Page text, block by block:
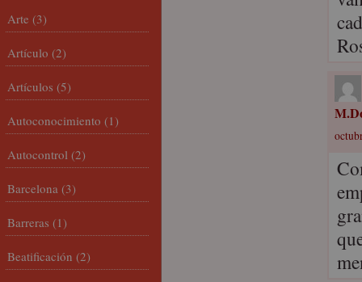
Arte (3)
Artículo (2)
Artículos (5)
Autoconocimiento (1)
Autocontrol (2)
Barcelona (3)
Barreras (1)
Beatificación (2)